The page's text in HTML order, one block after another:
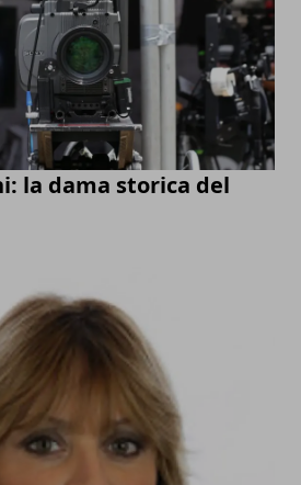
la dama storica del